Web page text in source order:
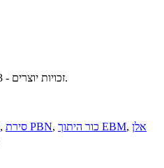
© זכויות יוצרים - 2010-2023 : כל הזכויות שמורות.
, סירת PBN, כור היתוך EBM, אלן